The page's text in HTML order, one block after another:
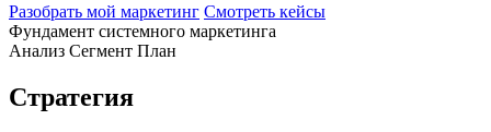
Разобрать мой маркетинг Смотреть кейсы
Фундамент системного маркетинга
Анализ Сегмент План
Стратегия